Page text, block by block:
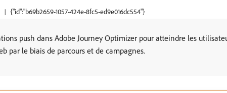
{"id":"b69b2659-1057-424e-8fc5-ed9e016dc554"}
push dans Adobe Journey Optimizer pour atteindre les
par le biais de parcours et de campagnes.